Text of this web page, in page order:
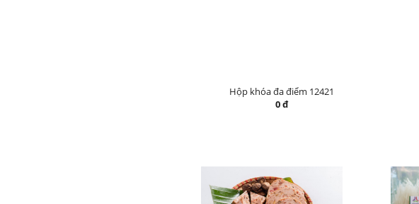
Hộp khóa đa điểm 12421
0 đ